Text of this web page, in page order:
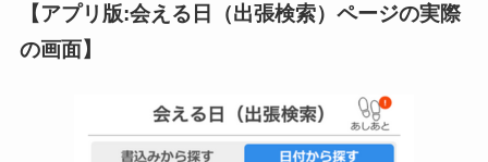
【アプリ版:会える日（出張検索）ページの実際
の画面】